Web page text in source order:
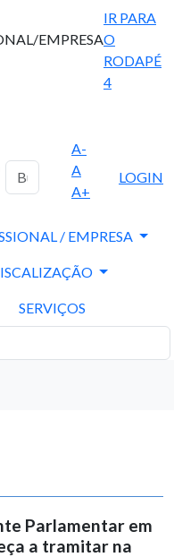
EMPRESA
IR PARA
O
RODAPÉ
4
A-
A
A+
LOGIN
/ EMPRESA
SERVIÇOS
Parlamentar em
a tramitar na